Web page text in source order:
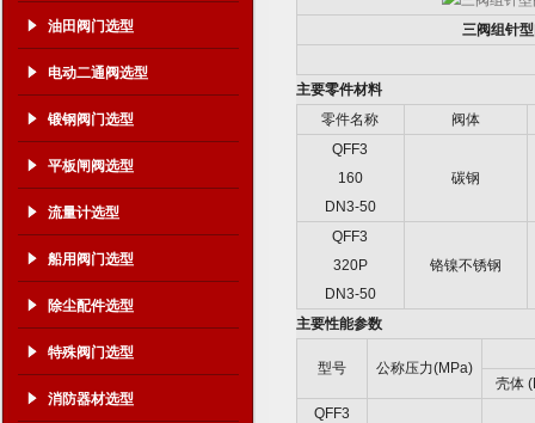
油田阀门选型
电动二通阀选型
锻钢阀门选型
平板闸阀选型
流量计选型
船用阀门选型
除尘配件选型
特殊阀门选型
消防器材选型
三阀组针
主要零件材料
零件名称
阀体
QFF3
160
DN3-50
碳钢
QFF3
320P
DN3-50
铬镍不锈钢
主要性能参数
型号 公称压力(MPa)
壳体
QFF3